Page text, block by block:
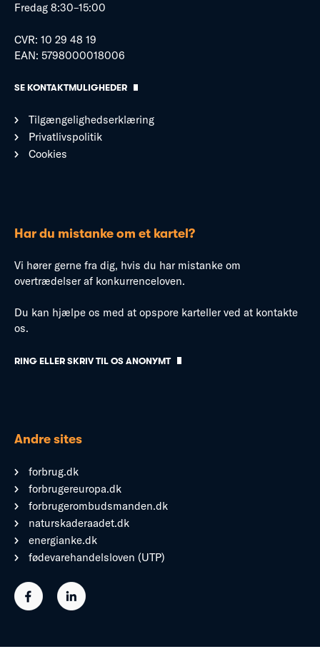
Fredag 8:30–15:00
CVR: 10 29 48 19
EAN: 5798000018006
SE KONTAKTMULIGHEDER
Tilgængelighedserklæring
Privatlivspolitik
Cookies
Har du mistanke om et kartel?
Vi hører gerne fra dig, hvis du har mistanke om
overtrædelser af konkurrenceloven.
Du kan hjælpe os med at opspore karteller ved at kontakte
os.
RING ELLER SKRIV TIL OS ANONYMT
Andre sites
forbrug.dk
forbrugereuropa.dk
forbrugerombudsmanden.dk
naturskaderaadet.dk
energianke.dk
fødevarehandelsloven (UTP)